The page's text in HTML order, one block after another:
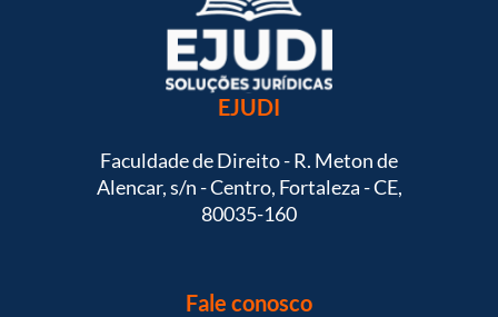
EJUDI
Faculdade de Direito - R. Meton de
Alencar, s/n - Centro, Fortaleza - CE,
80035-160
Fale conosco